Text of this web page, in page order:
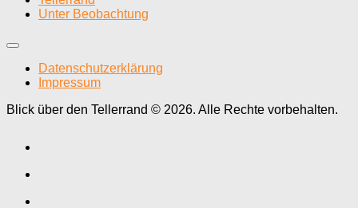
Unter Beobachtung
Datenschutzerklärung
Impressum
Blick über den Tellerrand © 2026. Alle Rechte vorbehalten.